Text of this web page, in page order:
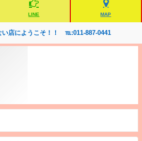
LINE MAP
い店にようこそ！！ ℡:011-887-0441